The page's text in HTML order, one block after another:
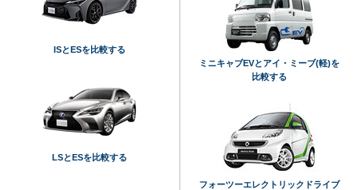
ISとESを比較する
LSとESを比較する
ミニキャブEVとアイ・ミーブ(軽)を
比較する
フォーツーエレクトリックドライブ